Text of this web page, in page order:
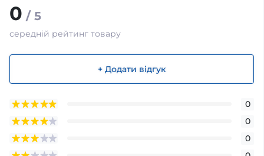
0 / 5
середній рейтинг товару
+ Додати відгук
0
0
0